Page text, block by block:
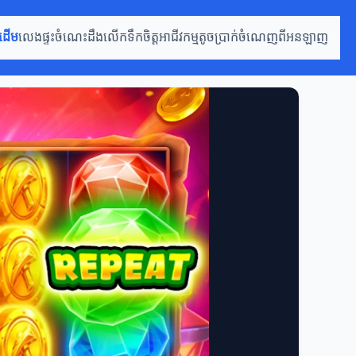
ើមលេងផ្ទះចំណេះដឹងលើកទឹកចិត្តអាជីវកម្មតូចប្រាក់ចំណេញពីអនឡាញ